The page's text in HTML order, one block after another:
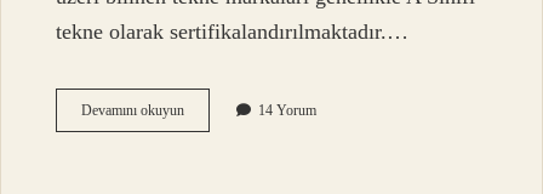
tekne olarak sertifikalandırılmaktadır.…
Devamını okuyunTekne
Klasık
14 Yorum